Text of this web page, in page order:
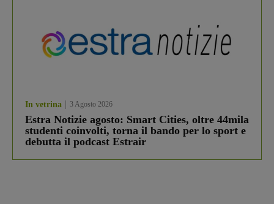
In vetrina 3 Agosto 2026
Estra Notizie agosto: Smart Cities, oltre 44mila
studenti coinvolti, torna il bando per lo sport e
debutta il podcast Estrair